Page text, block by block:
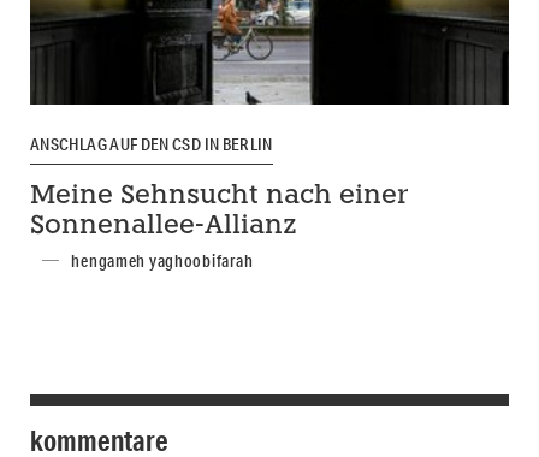
ANSCHLAG AUF DEN CSD IN BERLIN
Meine Sehnsucht nach einer
Sonnenallee-Allianz
hengameh yaghoobifarah
kommentare